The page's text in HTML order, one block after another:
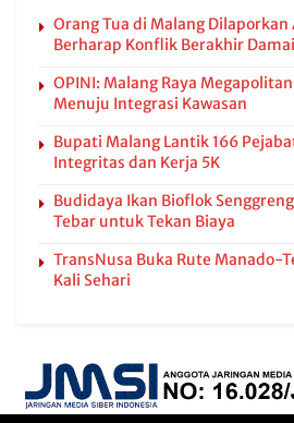
Orang Tua di Malang Dilaporkan
Berharap Konflik Berakhir Damai
OPINI: Malang Raya
Menuju Integrasi Kawasan
Bupati Malang Lantik 166
Integritas dan Kerja 5K
Budidaya Ikan Bioflok
Tebar untuk Tekan Biaya
TransNusa Buka Rute Manado-
Kali Sehari